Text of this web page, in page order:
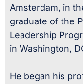
Amsterdam, in
graduate of the
Leadership
in Washington,
He began his